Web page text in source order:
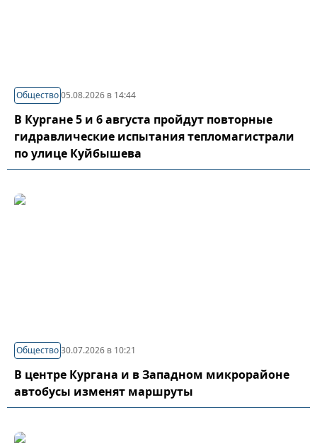
Общество05.08.2026 в 14:44
В Кургане 5 и 6 августа пройдут повторные
гидравлические испытания тепломагистрали
по улице Куйбышева
Общество30.07.2026 в 10:21
В центре Кургана и в Западном микрорайоне
автобусы изменят маршруты